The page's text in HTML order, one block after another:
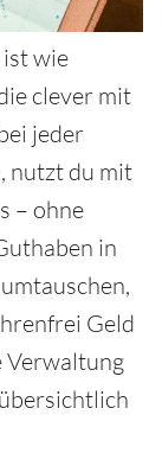
wie
clever mit
jeder
nutzt du mit
– ohne
in
Geld
Verwaltung